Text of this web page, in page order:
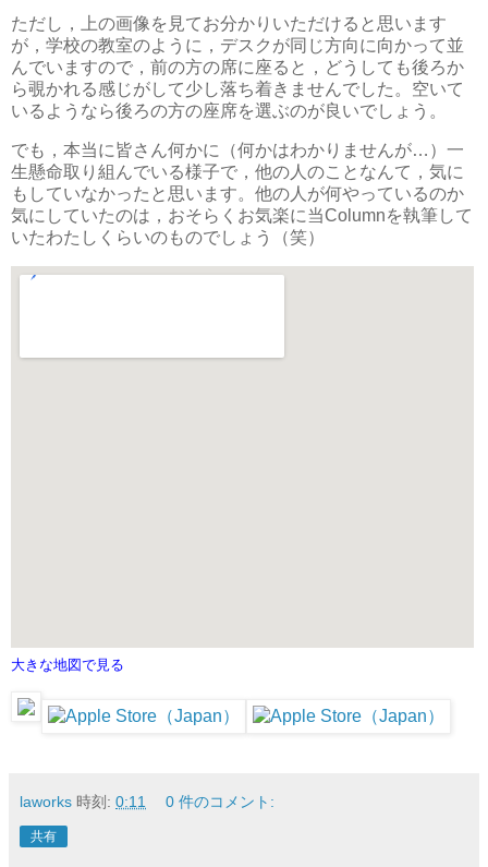
ただし，上の画像を見てお分かりいただけると思います
が，学校の教室のように，デスクが同じ方向に向かって並
んでいますので，前の方の席に座ると，どうしても後ろか
ら覗かれる感じがして少し落ち着きませんでした。空いて
いるようなら後ろの方の座席を選ぶのが良いでしょう。
でも，本当に皆さん何かに（何かはわかりませんが…）一
生懸命取り組んでいる様子で，他の人のことなんて，気に
もしていなかったと思います。他の人が何やっているのか
気にしていたのは，おそらくお気楽に当Columnを執筆して
いたわたしくらいのものでしょう（笑）
大きな地図で見る
laworks 時刻: 0:11 0 件のコメント:
共有